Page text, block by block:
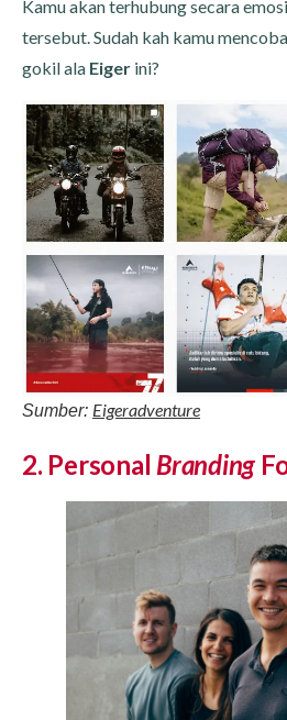
Kamu akan terhubung secara
tersebut. Sudah kah kamu
gokil ala Eiger ini?
Sumber: Eigeradventure
2. Personal Branding